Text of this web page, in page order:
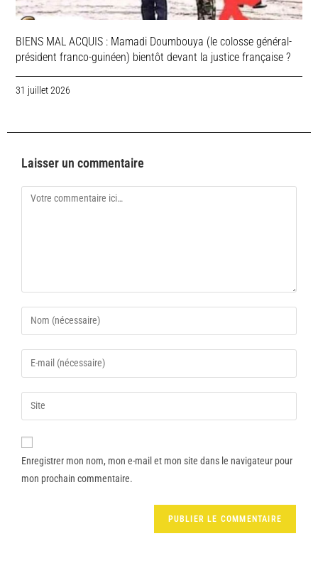
BIENS MAL ACQUIS : Mamadi Doumbouya (le colosse général-
président franco-guinéen) bientôt devant la justice française ?
31 juillet 2026
Laisser un commentaire
Enregistrer mon nom, mon e-mail et mon site dans le navigateur pour
mon prochain commentaire.